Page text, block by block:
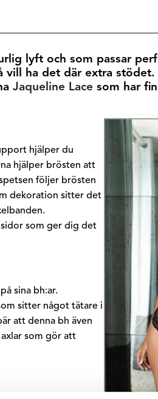
lyft och som passar
vill ha det där extra
Jaqueline Lace som har
hjälper du
hjälper brösten att
följer brösten
dekoration sitter det
som ger dig det
sina bh:ar.
sitter något tätare i
att denna bh även
som gör att